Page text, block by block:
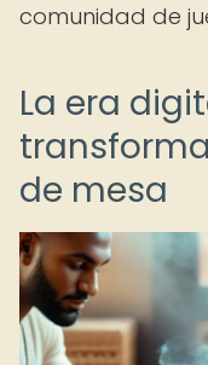
comunidad de
La era
de mesa